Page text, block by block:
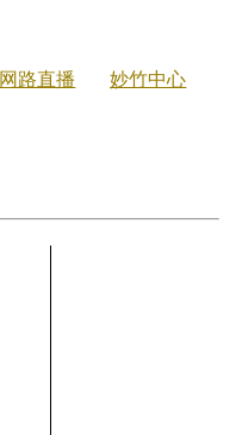
网路直播 妙竹中心